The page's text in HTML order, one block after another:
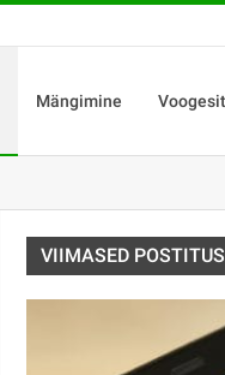
Mängimine
VIIMASED